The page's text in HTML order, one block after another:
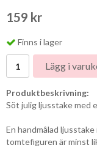
159 kr
Finns i lager
Lägg i
Produktbeskrivning:
Söt julig ljusstake med
En handmålad
tomtefiguren är minst